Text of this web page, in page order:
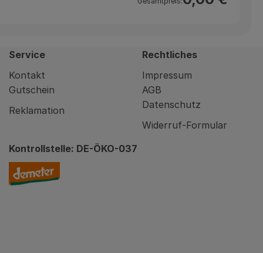
Service
Kontakt
Gutschein
Reklamation
Rechtliches
Impressum
AGB
Datenschutz
Widerruf-Formular
brodowin-app.html
Kontrollstelle: DE-ÖKO-037